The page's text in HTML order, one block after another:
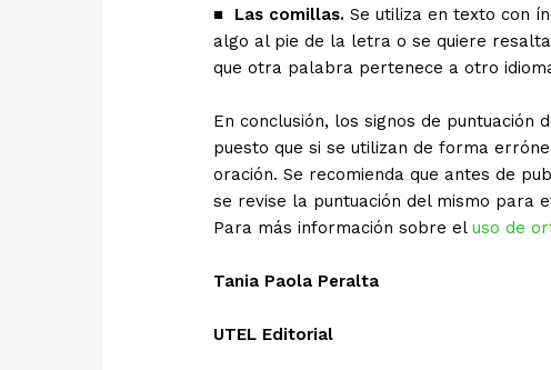
■ Las comillas. Se utiliza en texto con
algo al pie de la letra o se quiere
que otra palabra pertenece a otro
En conclusión, los signos de puntuación
puesto que si se utilizan de forma
oración. Se recomienda que antes de
se revise la puntuación del mismo para
Para más información sobre el uso de
Tania Paola Peralta
UTEL Editorial